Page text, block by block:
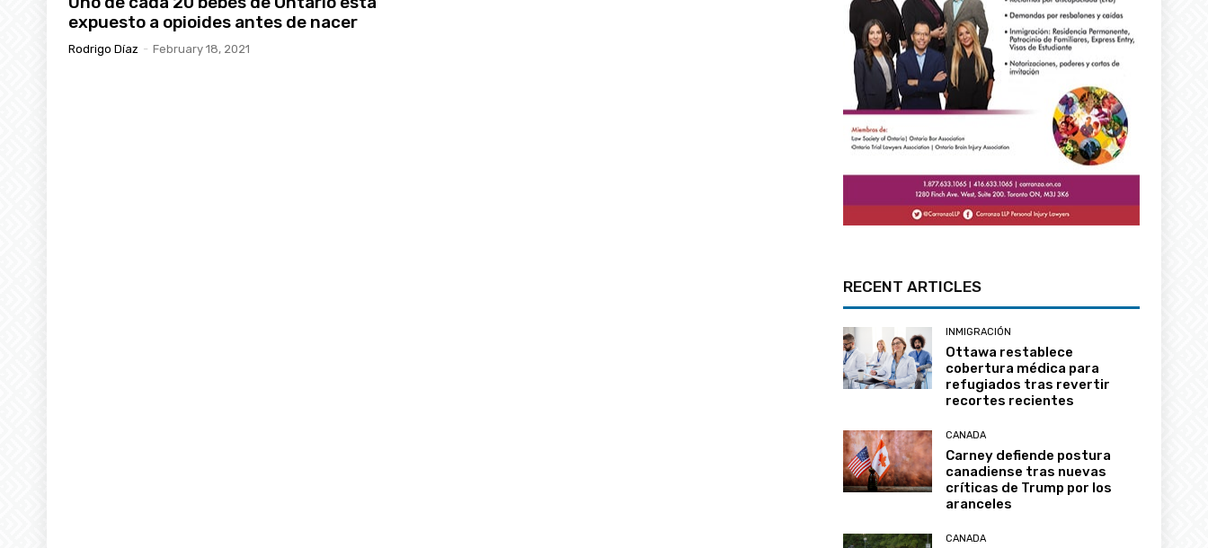
expuesto a opioides antes de nacer
Rodrigo Díaz - February 18, 2021
RECENT ARTICLES
INMIGRACIÓN
Ottawa restablece
cobertura médica para
refugiados tras revertir
recortes recientes
CANADA
Carney defiende postura
canadiense tras nuevas
críticas de Trump por los
aranceles
CANADA